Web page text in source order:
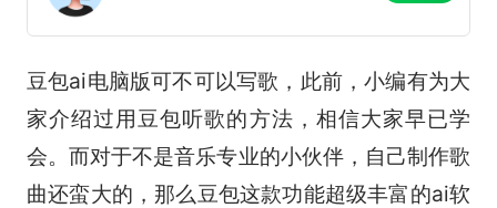
豆包ai电脑版可不可以写歌，此前，小编有为大
家介绍过用豆包听歌的方法，相信大家早已学
会。而对于不是音乐专业的小伙伴，自己制作歌
曲还蛮大的，那么豆包这款功能超级丰富的ai软